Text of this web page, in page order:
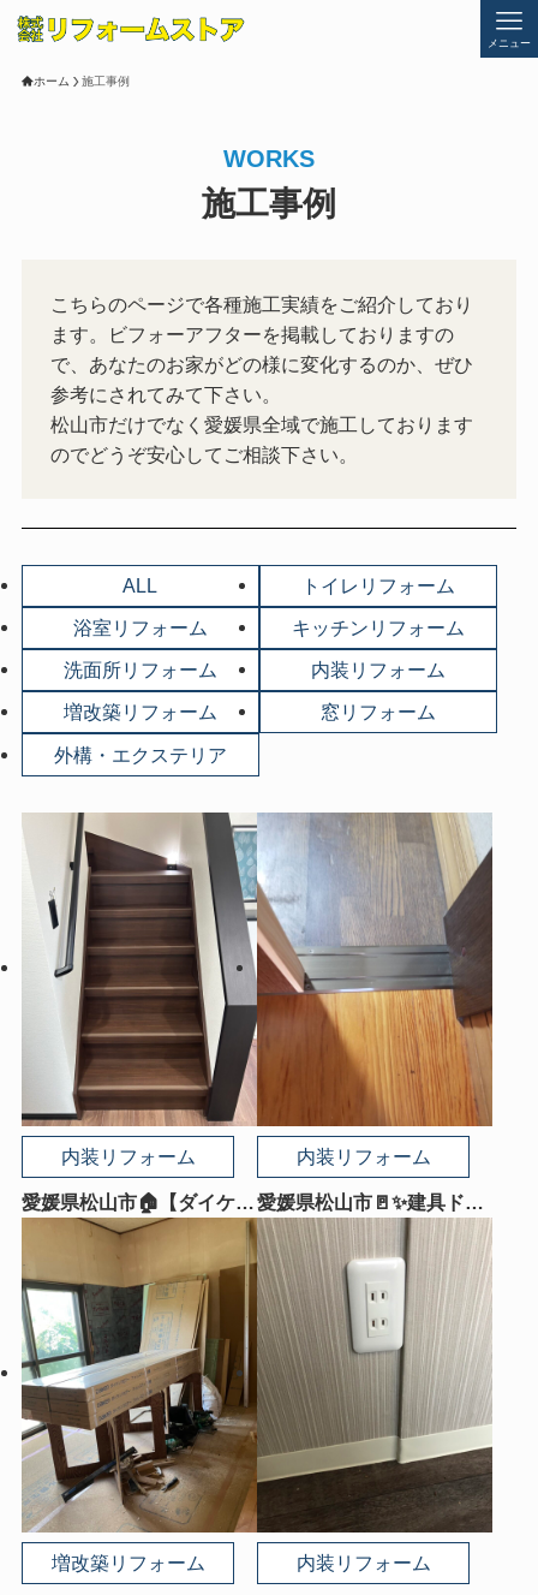
メニュー
ホーム 施工事例
WORKS
施工事例
こちらのページで各種施工実績をご紹介しており
ます。ビフォーアフターを掲載しておりますの
で、あなたのお家がどの様に変化するのか、ぜひ
参考にされてみて下さい。
松山市だけでなく愛媛県全域で施工しております
のでどうぞ安心してご相談下さい。
ALL
トイレリフォーム
浴室リフォーム
キッチンリフォーム
洗面所リフォーム
内装リフォーム
増改築リフォーム
窓リフォーム
外構・エクステリア
内装リフォーム
愛媛県松山市🏠【ダイケン
階段リフォーム施工事例】
毎日使う階段を美しく、安
全で快適な空間へ
内装リフォーム
愛媛県松山市🚪✨建具ドア
交換｜折戸ドアを引き戸ド
アに交換！毎日の使いやす
さがグッとアップ😊🏡
増改築リフォーム 内装リフォーム